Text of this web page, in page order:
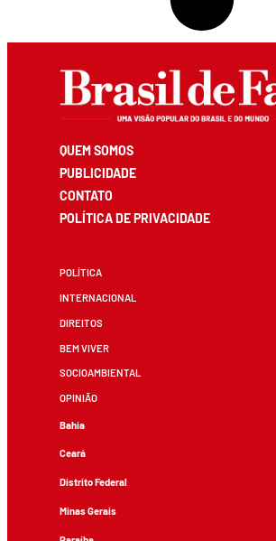
QUEM SOMOS
PUBLICIDADE
CONTATO
POLÍTICA DE PRIVACIDADE
POLÍTICA
INTERNACIONAL
DIREITOS
BEM VIVER
SOCIOAMBIENTAL
OPINIÃO
Bahia
Ceará
Distrito Federal
Minas Gerais